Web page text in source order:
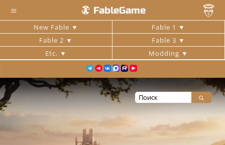
≡ FableGame
New Fable
Fable 1
Fable 2
Fable 3
Etc.
Modding